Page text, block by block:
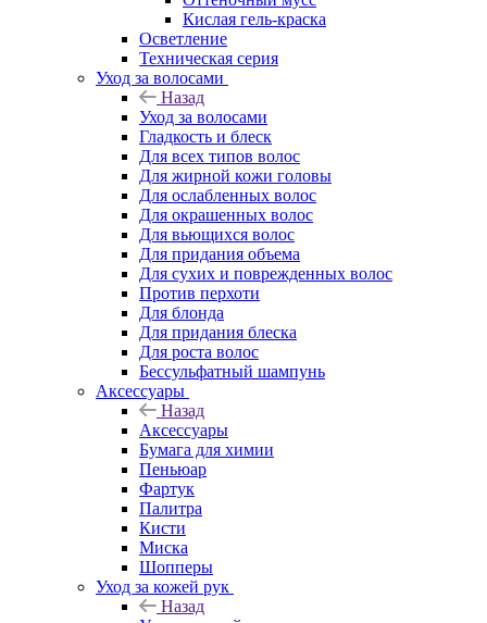
Кислая гель-краска
Осветление
Техническая серия
Уход за волосами
Назад
Уход за волосами
Гладкость и блеск
Для всех типов волос
Для жирной кожи головы
Для ослабленных волос
Для окрашенных волос
Для вьющихся волос
Для придания объема
Для сухих и поврежденных волос
Против перхоти
Для блонда
Для придания блеска
Для роста волос
Бессульфатный шампунь
Аксессуары
Назад
Аксессуары
Бумага для химии
Пеньюар
Фартук
Палитра
Кисти
Миска
Шопперы
Уход за кожей рук
Назад